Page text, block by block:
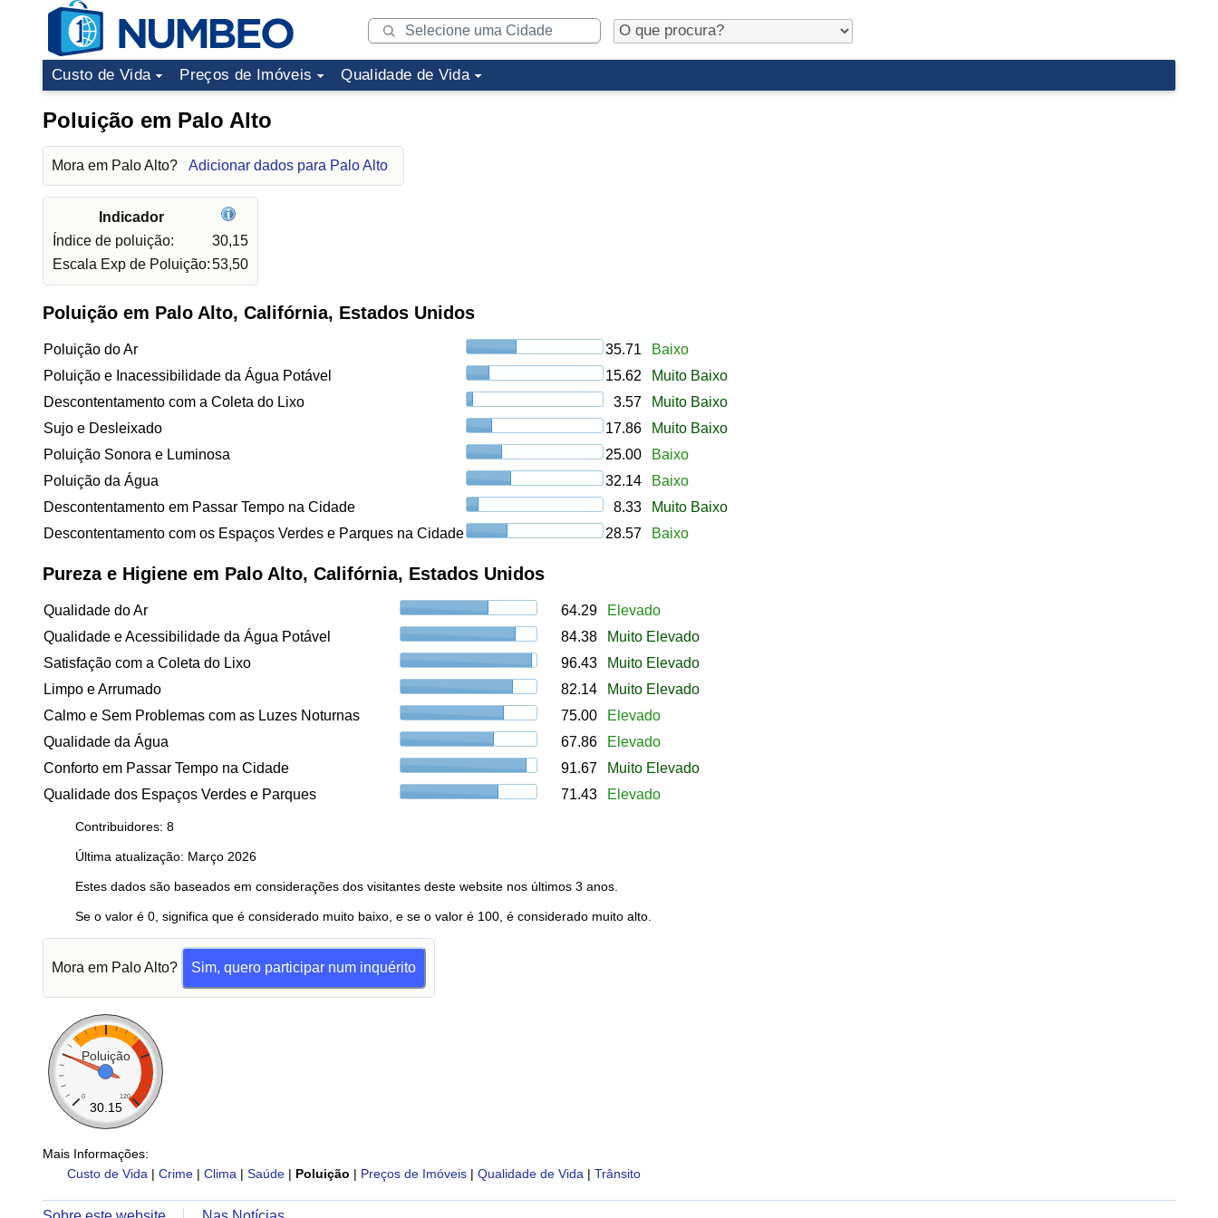
Custo de Vida Preços de Imóveis Qualidade de Vida
Poluição em Palo Alto
Mora em Palo Alto? Adicionar dados para Palo Alto
Indicador
Índice de poluição:
30,15
Escala Exp de Poluição:53,50
Poluição em Palo Alto, Califórnia, Estados Unidos
Poluição do Ar 35.71
Baixo
Poluição e Inacessibilidade da Água Potável
15.62
Muito Baixo
Descontentamento com a Coleta do Lixo
3.57
Muito Baixo
Sujo e Desleixado
17.86
Muito Baixo
Poluição Sonora e Luminosa
25.00
Baixo
Poluição da Água
32.14
Baixo
Descontentamento em Passar Tempo na Cidade
8.33
Muito Baixo
Descontentamento com os Espaços Verdes e Parques na Cidade
28.57 Baixo
Pureza e Higiene em Palo Alto, Califórnia, Estados Unidos
Qualidade do Ar 64.29
Elevado
Qualidade e Acessibilidade da Água Potável
84.38
Muito Elevado
Satisfação com a Coleta do Lixo
96.43
Muito Elevado
Limpo e Arrumado
82.14
Muito Elevado
Calmo e Sem Problemas com as Luzes Noturnas
75.00
Elevado
Qualidade da Água
67.86
Elevado
Conforto em Passar Tempo na Cidade
91.67
Muito Elevado
Qualidade dos Espaços Verdes e Parques
71.43 Elevado
Contribuidores: 8
Última atualização: Março 2026
Estes dados são baseados em considerações dos visitantes deste website nos últimos 3 anos.
Se o valor é 0, significa que é considerado muito baixo, e se o valor é 100, é considerado muito alto.
Mora em Palo Alto? Sim, quero participar num inquérito
Poluição
0 120
30.15
Mais Informações:
Custo de Vida | Crime | Clima | Saúde | Poluição | Preços de Imóveis | Qualidade de Vida | Trânsito